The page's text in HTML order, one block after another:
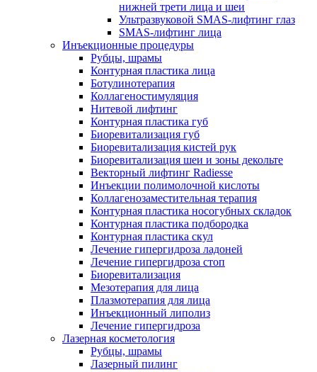
нижней трети лица и шеи
Ультразвуковой SMAS-лифтинг глаз
SMAS-лифтинг лица
Инъекционные процедуры
Рубцы, шрамы
Контурная пластика лица
Ботулинотерапия
Коллагеностимуляция
Нитевой лифтинг
Контурная пластика губ
Биоревитализация губ
Биоревитализация кистей рук
Биоревитализация шеи и зоны декольте
Векторный лифтинг Radiesse
Инъекции полимолочной кислоты
Коллагенозаместительная терапия
Контурная пластика носогубных складок
Контурная пластика подбородка
Контурная пластика скул
Лечение гипергидроза ладоней
Лечение гипергидроза стоп
Биоревитализация
Мезотерапия для лица
Плазмотерапия для лица
Инъекционный липолиз
Лечение гипергидроза
Лазерная косметология
Рубцы, шрамы
Лазерный пилинг